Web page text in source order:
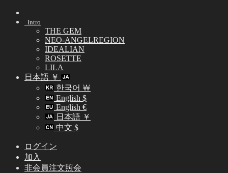
Skip
Intro
THE GEM
NEO-ANGELREGION
IDEALIAN
ROSETTE
LILA
日本語 ￥
한국어 ￦
English $
English €
日本語 ￥
中文 $
ログイン
加入
非会員注文照会